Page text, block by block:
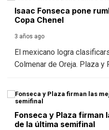
Isaac Fonseca pone
Copa Chenel
3 años ago
El mexicano logra
Colmenar de Oreja. Plaza y
Fonseca y Plaza firman
de la última semifinal